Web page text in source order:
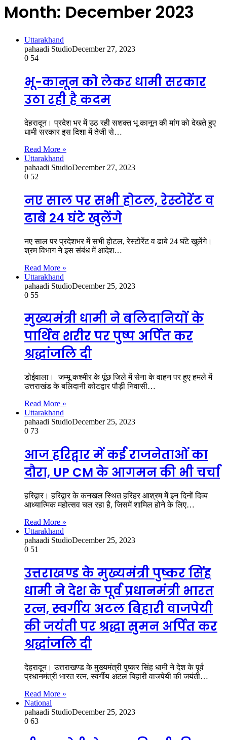
Month: December 2023
Uttarakhand
pahaadi StudioDecember 27, 2023
0 54
भू-कानून को लेकर धामी सरकार
उठा रही है कदम
देहरादून। प्रदेश भर में उठ रही सशक्त भू कानून की मांग को देखते हुए
धामी सरकार इस दिशा में तेजी से…
Read More »
Uttarakhand
pahaadi StudioDecember 27, 2023
0 52
नए साल पर सभी होटल, रेस्टोरेंट व
ढाबे 24 घंटे खुलेंगे
नए साल पर प्रदेशभर में सभी होटल, रेस्टोरेंट व ढाबे 24 घंटे खुलेंगे।
श्रम विभाग ने इस संबंध में आदेश…
Read More »
Uttarakhand
pahaadi StudioDecember 25, 2023
0 55
मुख्यमंत्री धामी ने बलिदानियों के
पार्थिव शरीर पर पुष्प अर्पित कर
श्रद्धांजलि दी
डोईवाला। जम्मू कश्मीर के पूंछ जिले में सेना के वाहन पर हुए हमले में
उत्तराखंड के बलिदानी कोटद्वार पौड़ी निवासी…
Read More »
Uttarakhand
pahaadi StudioDecember 25, 2023
0 73
आज हरिद्वार में कई राजनेताओं का
दौरा, UP CM के आगमन की भी चर्चा
हरिद्वार। हरिद्वार के कनखल स्थित हरिहर आश्रम में इन दिनों दिव्य
आध्यात्मिक महोत्सव चल रहा है, जिसमें शामिल होने के लिए…
Read More »
Uttarakhand
pahaadi StudioDecember 25, 2023
0 51
उत्तराखण्ड के मुख्यमंत्री पुष्कर सिंह
धामी ने देश के पूर्व प्रधानमंत्री भारत
रत्न, स्वर्गीय अटल बिहारी वाजपेयी
की जयंती पर श्रद्धा सुमन अर्पित कर
श्रद्धांजलि दी
देहरादून। उत्तराखण्ड के मुख्यमंत्री पुष्कर सिंह धामी ने देश के पूर्व
प्रधानमंत्री भारत रत्न, स्वर्गीय अटल बिहारी वाजपेयी की जयंती…
Read More »
National
pahaadi StudioDecember 25, 2023
0 63